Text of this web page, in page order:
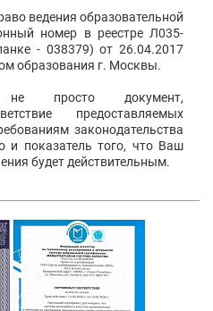
ведения образовательной
номер в реестре Л035-
- 038379) от 26.04.2017
образования г. Москвы.
просто документ,
предоставляемых
законодательства
и показатель того, что Ваш
будет действительным.